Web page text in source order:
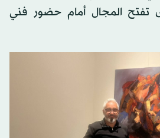
زواره مجموعة تستعيد ذاكرة
تفتح المجال أمام حضور فني